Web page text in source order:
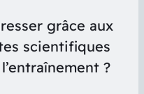
grâce aux
scientifiques
?